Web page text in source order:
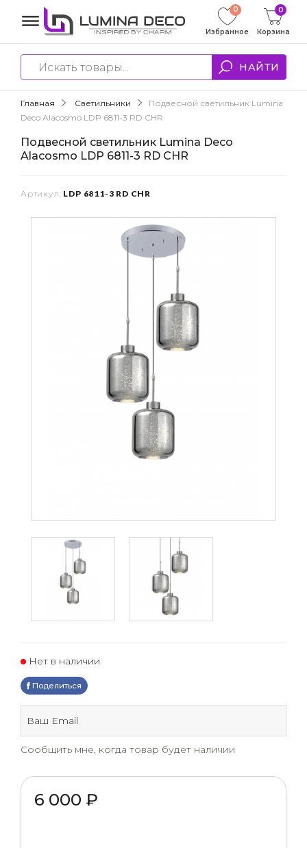
НАЙТИ
0
Избранное Корзина
0
Главная Светильники
Подвесной светильник Lumina
Deco Alacosmo LDP 6811-3 RD CHR
Подвесной светильник Lumina Deco
Alacosmo LDP 6811-3 RD CHR
Артикул: LDP 6811-3 RD CHR
Нет в наличии
Поделиться
Сообщить мне, когда товар будет наличии
6 000 ₽